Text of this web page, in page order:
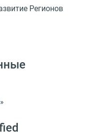
Регионов